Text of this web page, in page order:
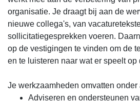
organisatie. Je draagt bij aan de
nieuwe collega's, van
sollicitatiegesprekken voeren.
op de vestigingen te vinden om de
en te luisteren naar wat er speelt op
Je werkzaamheden omvatten onder
Adviseren en ondersteunen